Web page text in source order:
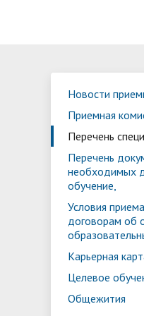
Стипендии и
Вакансии
Условия
договорам об
Стоимость
Мастерские
Спортивная
Здоровье и
Информация
вуз
Отзывы
Локальные
прикладных
Видеогалерея
Статистика
Новости
Приемная
Перечень
Перечень
необходимых
обучение,
Условия
договорам об
Карьерная
Целевое
Общежития